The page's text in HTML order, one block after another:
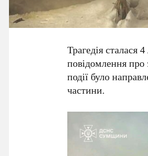
Трагедія сталася
повідомлення
події було
частини.